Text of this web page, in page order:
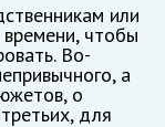
или
чтобы
Во-
а
о
для